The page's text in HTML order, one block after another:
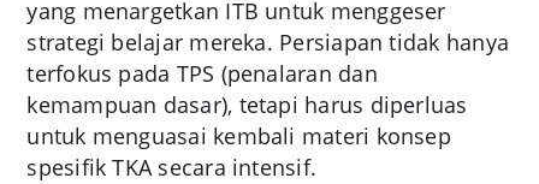
yang menargetkan ITB untuk menggeser
strategi belajar mereka. Persiapan tidak hanya
terfokus pada TPS (penalaran dan
kemampuan dasar), tetapi harus diperluas
untuk menguasai kembali materi konsep
spesifik TKA secara intensif.